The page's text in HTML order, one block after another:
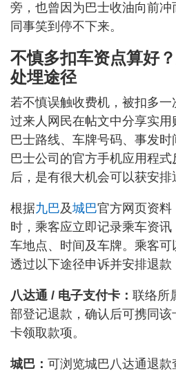
旁，也曾因为巴士收油向前
同事笑到停不下来。
不慎多扣车资点算好
处埋途径
若不慎误触收费机，被扣多
过来人网民在帖文中分享实
巴士路线、车牌号码、事发
巴士公司的官方手机应用程
后，是有很大机会可以获安排
根据九巴及城巴官方网页资料
时，乘客应立即记录乘车资
车地点、时间及车牌。乘客可
透过以下途径申诉并安排退款
八达通 / 电子支付卡： 联络所
部登记退款，确认后可携同
卡领取款项。
城巴： 可浏览城巴八达通退款